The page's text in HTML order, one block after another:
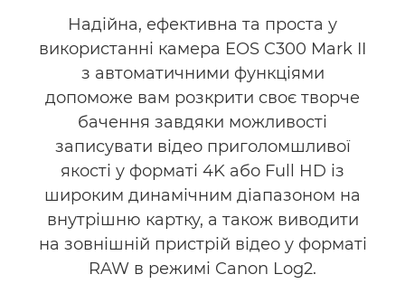
Надійна, ефективна та проста у
використанні камера EOS C300 Mark II
з автоматичними функціями
допоможе вам розкрити своє творче
бачення завдяки можливості
записувати відео приголомшливої
якості у форматі 4K або Full HD із
широким динамічним діапазоном на
внутрішню картку, а також виводити
на зовнішній пристрій відео у форматі
RAW в режимі Canon Log2.